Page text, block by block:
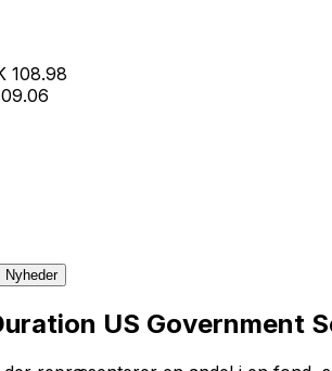
108.98
Nyheder
US Government